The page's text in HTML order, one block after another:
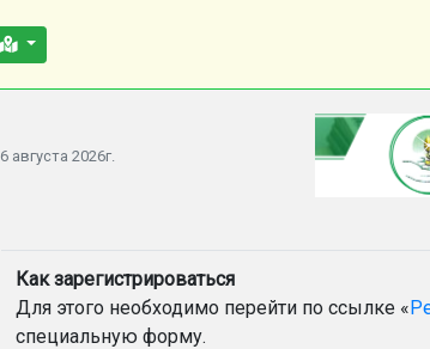
6 августа 2026г.
Как зарегистрироваться
Для этого необходимо перейти по ссылке «
специальную форму.